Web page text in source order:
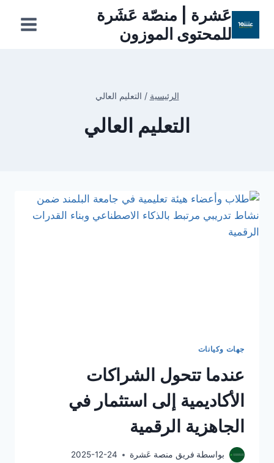
المحتوى
عَشرة | منصّة عَشَرة
للمحتوى الموزون
الرئيسية / التعليم العالي
التعليم العالي
جهات وكيانات
عندما تتحول الشراكات
الأكاديمية إلى استثمار في
الجاهزية الرقمية
بواسطة فريق منصة عَشرة 2025-12-24